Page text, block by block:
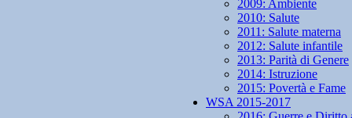
2009: Ambiente
2010: Salute
2011: Salute materna
2012: Salute infantile
2013: Parità di Genere
2014: Istruzione
2015: Povertà e Fame
WSA 2015-2017